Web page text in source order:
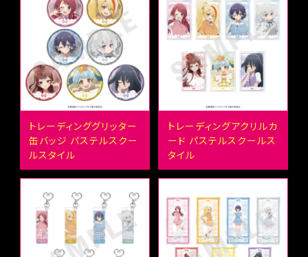
トレーディンググリッター
缶バッジ パステルスクー
ルスタイル
トレーディングアクリルカ
ード パステルスクールス
タイル